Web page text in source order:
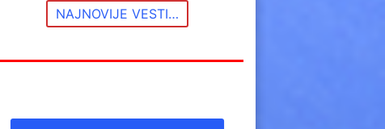
NAJNOVIJE VESTI…